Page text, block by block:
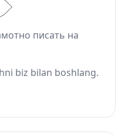
писать на
biz bilan boshlang.